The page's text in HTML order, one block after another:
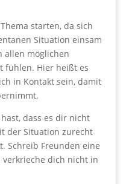
starten, da sich
Situation einsam
allen möglichen
fühlen. Hier heißt es
in Kontakt sein, damit
dass es dir nicht
der Situation zurecht
Schreib Freunden eine
dich nicht in